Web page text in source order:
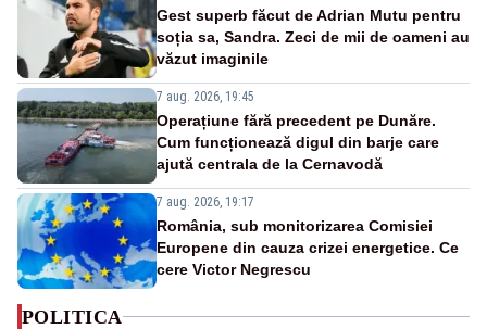
Gest superb făcut de Adrian Mutu pentru
soția sa, Sandra. Zeci de mii de oameni au
văzut imaginile
7 aug. 2026, 19:45
Operațiune fără precedent pe Dunăre.
Cum funcționează digul din barje care
ajută centrala de la Cernavodă
7 aug. 2026, 19:17
România, sub monitorizarea Comisiei
Europene din cauza crizei energetice. Ce
cere Victor Negrescu
POLITICA